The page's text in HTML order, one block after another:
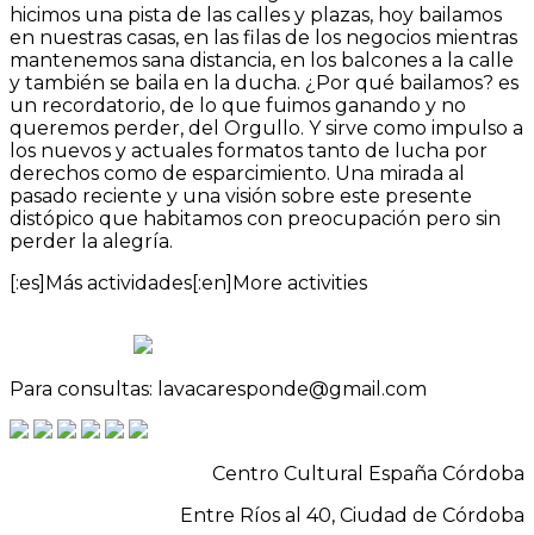
hicimos una pista de las calles y plazas, hoy bailamos
en nuestras casas, en las filas de los negocios mientras
mantenemos sana distancia, en los balcones a la calle
y también se baila en la ducha. ¿Por qué bailamos? es
un recordatorio, de lo que fuimos ganando y no
queremos perder, del Orgullo. Y sirve como impulso a
los nuevos y actuales formatos tanto de lucha por
derechos como de esparcimiento. Una mirada al
pasado reciente y una visión sobre este presente
distópico que habitamos con preocupación pero sin
perder la alegría.
[:es]Más actividades[:en]More activities
Para consultas: lavacaresponde@gmail.com
Centro Cultural España Córdoba
Entre Ríos al 40, Ciudad de Córdoba